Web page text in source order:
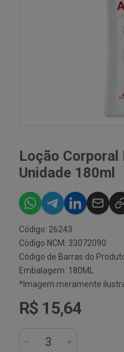
Loção Corporal
Unidade 180ml
Código: 26243
Código NCM: 33072090
Código de Barras do
Embalagem: 180ML
*Imagem meramente
R$ 15,64